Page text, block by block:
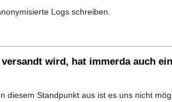
Logs schreiben.
wird, hat immerda auch
Standpunkt aus ist es uns nicht